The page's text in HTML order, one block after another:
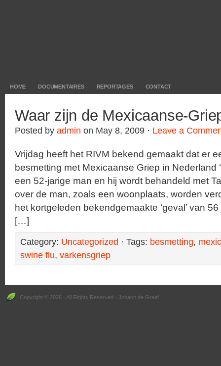
HOME DOCUMENTAIRES REPORTAGES CONTACT
Waar zijn de Mexicaanse-
Posted by admin on May 8, 2009 · Leave a
Vrijdag heeft het RIVM bekend gemaakt dat er
besmetting met Mexicaanse Griep in Nederland
een 52-jarige man en hij wordt behandeld met
over de man, zoals een woonplaats, worden
het kortgeleden bekendgemaakte ‘geval’ van
[…]
Category: Uncategorized · Tags: besmetting,
swine flu, varkensgriep
Copyright © 2026 · All Rights Reserved · Johann de Graaf